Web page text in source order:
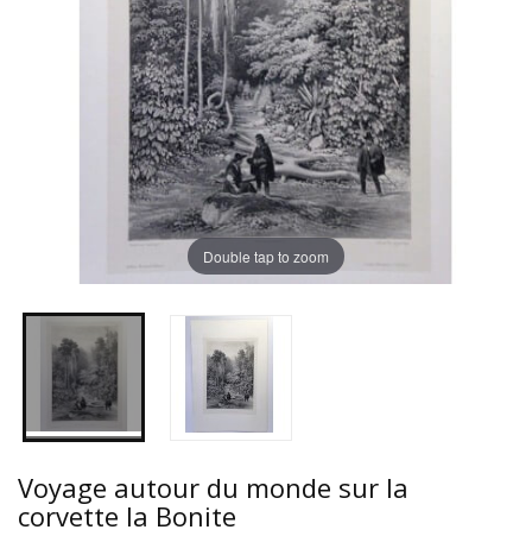
Double tap to zoom
Voyage autour du monde sur la
corvette la Bonite